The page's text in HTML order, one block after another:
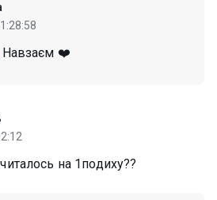
Навзаєм ❤️
на 1подиху??